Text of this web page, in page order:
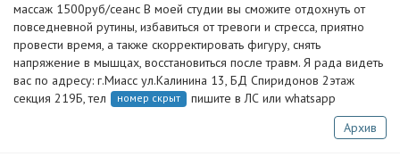
массаж 1500руб/сеанс В моей студии вы сможите отдохнуть от
повседневной рутины, избавиться от тревоги и стресса, приятно
провести время, а также скорректировать фигуру, снять
напряжение в мышцах, восстановиться после травм. Я рада видеть
вас по адресу: г.Миасс ул.Калинина 13, БД Спиридонов 2этаж
секция 219Б, тел
номер скрыт
пишите в ЛС или whatsapp
Архив